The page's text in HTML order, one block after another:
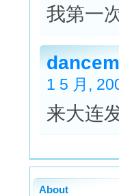
我第一
1 5 月,
来大连
About